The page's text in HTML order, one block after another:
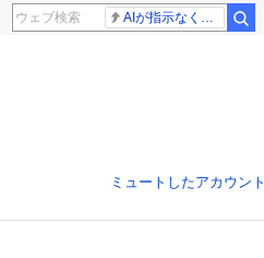
AIが指示なくサイバー攻撃
ミュートしたアカウント